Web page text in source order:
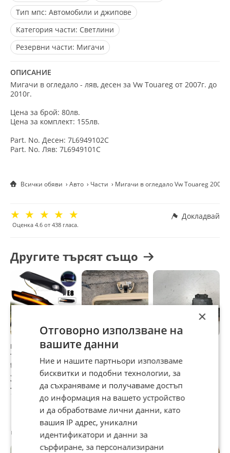
Тип мпс: Автомобили и джипове
Категория части: Светлини
Резервни части: Мигачи
ОПИСАНИЕ
Мигачи в огледало - ляв, десен за Vw Touareg от 2007г. до
2010г.
Цена за брой: 80лв.
Цена за комплект: 155лв.
Part. No. Десен: 7L6949102C
Part. No. Ляв: 7L6949101C
Всички обяви Авто Части Мигачи в огледало Vw Touareg
☆
☆
☆
☆
☆
Оценка4.6 от438 гласа.
Докладвай
Другите търсят също
мигачи огледала
туарег мигачи
touareg мигач
огледало туарег 1
38,35 €
75,01 лв
Огледало за задно
Touareg
Фолксваген
Туарег
40 €
78,23 лв
40 €
78,23 лв
Потребител
×
Отговорно използване на
вашите данни
Ние и нашите партньори използваме
бисквитки и подобни технологии, за
да съхраняваме и получаваме достъп
до информация на вашето устройство
и да обработваме лични данни, като
вашия IP адрес, уникални
идентификатори и данни за
сърфиране, за персонализирани